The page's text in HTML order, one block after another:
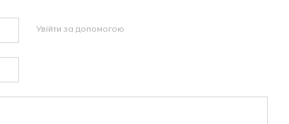
Увійти за допомогою